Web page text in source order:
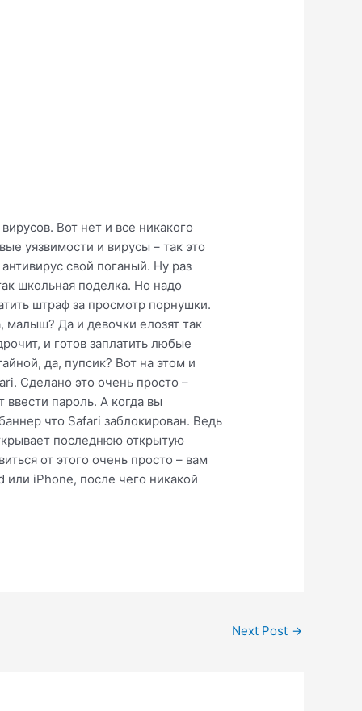
Вот нет и все никакого
уязвимости и вирусы – так это
свой поганый. Ну раз
школьная поделка. Но надо
штраф за просмотр порнушки.
Да и девочки елозят так
и готов заплатить любые
да, пупсик? Вот на этом и
Сделано это очень просто –
ввести пароль. А когда вы
что Safari заблокирован. Ведь
последнюю открытую
от этого очень просто – вам
iPhone, после чего никакой
Next Post →